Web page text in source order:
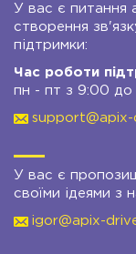
У вас є питання
створення
підтримки:
Час роботи
пн - пт з 9:00 до
support@apix-
У вас є
своїми ідеями з
igor@apix-